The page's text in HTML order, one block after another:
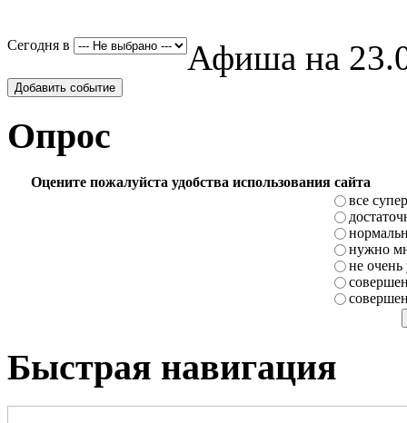
Сегодня в Афиша на
Добавить событие
Опрос
Оцените пожалуйста удобства использования сайта
все супер
нужно
не очень
Быстрая навигация